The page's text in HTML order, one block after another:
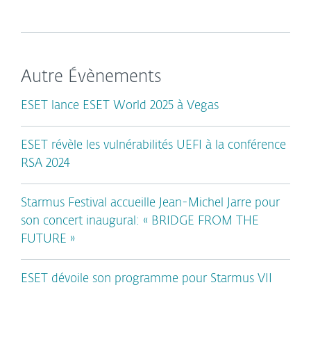
Autre Évènements
ESET lance ESET World 2025 à Vegas
ESET révèle les vulnérabilités UEFI à la conférence
RSA 2024
Starmus Festival accueille Jean-Michel Jarre pour
son concert inaugural: « BRIDGE FROM THE
FUTURE »
ESET dévoile son programme pour Starmus VII